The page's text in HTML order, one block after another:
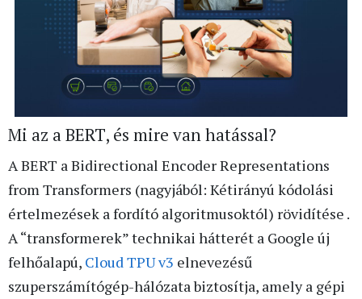
Mi az a BERT, és mire van hatással?
A BERT a Bidirectional Encoder Representations
from Transformers (nagyjából: Kétirányú kódolási
értelmezések a fordító algoritmusoktól) rövidítése .
A “transformerek” technikai hátterét a Google új
felhőalapú, Cloud TPU v3 elnevezésű
szuperszámítógép-hálózata biztosítja, amely a gépi